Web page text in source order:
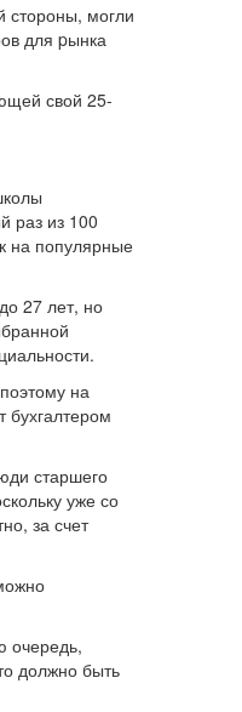
стороны, могли
для pынка
свой 25-
раз из 100
на популярные
27 лет, но
на
бухгалтером
старшего
уже со
за счет
очередь,
должно быть